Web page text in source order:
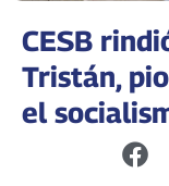
CESB
Tristán,
el